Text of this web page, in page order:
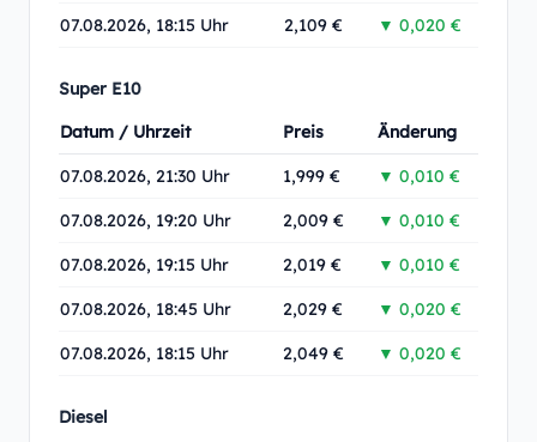
07.08.2026, 18:15 Uhr 2,109 € ▼ 0,020 €
Super E10
Datum / Uhrzeit
Preis Änderung
07.08.2026, 21:30 Uhr 1,999 € ▼ 0,010 €
07.08.2026, 19:20 Uhr 2,009 € ▼ 0,010 €
07.08.2026, 19:15 Uhr 2,019 € ▼ 0,010 €
07.08.2026, 18:45 Uhr 2,029 € ▼ 0,020 €
07.08.2026, 18:15 Uhr 2,049 € ▼ 0,020 €
Diesel